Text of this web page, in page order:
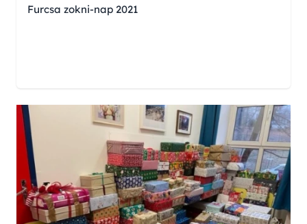
Furcsa zokni-nap 2021